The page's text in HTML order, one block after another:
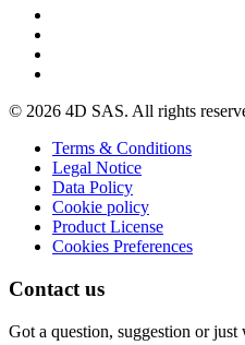
© 2026 4D SAS. All rights
Terms & Conditions
Legal Notice
Data Policy
Cookie policy
Product License
Cookies Preferences
Contact us
Got a question, suggestion or